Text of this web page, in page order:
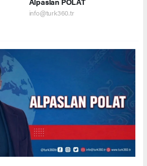
info@turk360.tr